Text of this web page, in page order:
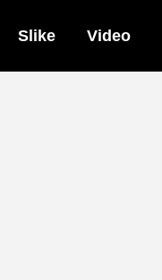
Slike Video